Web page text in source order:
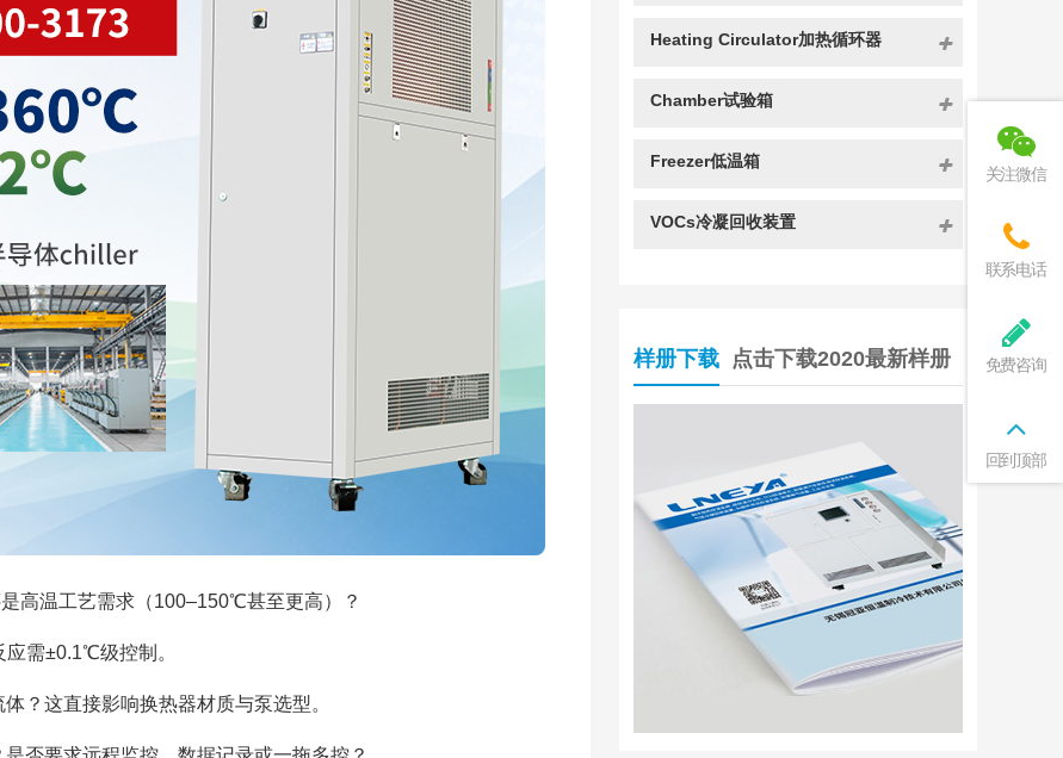
高温工艺需求（100–150℃甚至更高）？
需±0.1℃级控制。
？这直接影响换热器材质与泵选型。
Heating Circulator加热循环器
Chamber试验箱
Freezer低温箱
VOCs冷凝回收装置
样册下载 点击下载2020最新样册
关注微信
联系电话
免费咨询
回到顶部